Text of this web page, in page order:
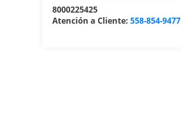
8000225425
Atención a Cliente:558-854-9477